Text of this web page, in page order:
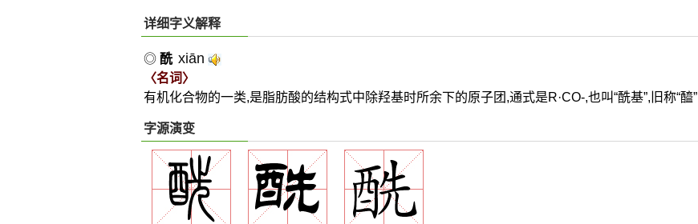
详细字义解释
◎ 酰 xiān
〈名词〉
有机化合物的一类,是脂肪酸的结构式中除羟基时所余下的原子团,通式是R·CO-,也叫“酰基”,旧称“醯”
字源演变